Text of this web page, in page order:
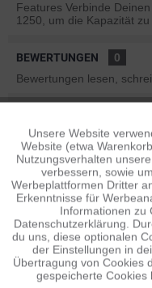
Features Verbinde
1250, um die Kapazität zu
BEWERTUNGEN
0
Bewertungen lesen,
Folgende Infos zum
ÄHNLICHE ARTIKEL
Diese Artikel sind dem
Persönliche
Funktionale
Tracking
Personalisierung
Service
Unsere Website
Website (etwa
Nutzungsverhalten
verbessern, sowie
Werbeplattformen Dritter
Erkenntnisse für
Informationen zu
Datenschutzerklärung.
du uns, diese optionalen
der Einstellungen in
Übertragung von Cookies
gespeicherte Cookies